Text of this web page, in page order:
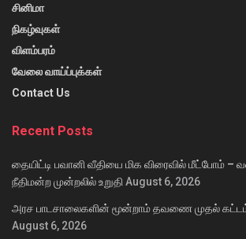
சினிமா
நிகழ்வுகள்
விளம்பரம்
வேலை வாய்ப்புக்கள்
Contact Us
Recent Posts
தையிட்டி பவானி வீதியை மிக விரைவில் மீட்போம் –
நீதிமன்ற முன்றலில் உறுதி August 6, 2026
அரச பாடசாலைகளின் மூன்றாம் தவணை முதல் கட்டம்
August 6, 2026